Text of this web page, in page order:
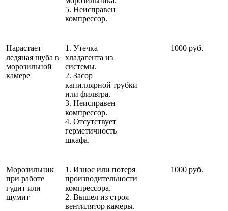
5. Неисправен
компрессор.
Нарастает
ледяная шуба в
морозильной
камере
1. Утечка
хладагента из
системы.
2. Засор
капиллярной трубки
или фильтра.
3. Неисправен
компрессор.
4. Отсутствует
герметичность
шкафа.
1000 руб.
Морозильник
при работе
гудит или
шумит
1. Износ или потеря
производительности
компрессора.
2. Вышел из строя
вентилятор камеры.
1000 руб.